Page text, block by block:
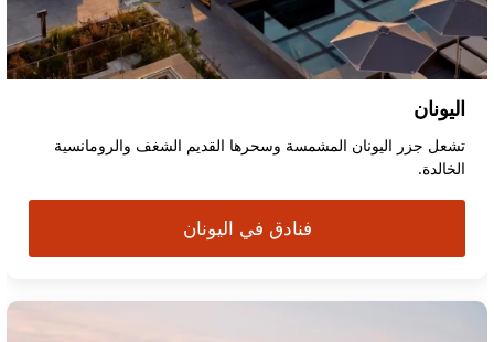
اليونان
تشعل جزر اليونان المشمسة وسحرها القديم الشغف والرومانسية
الخالدة.
فنادق في اليونان